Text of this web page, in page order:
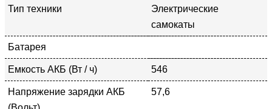
Тип техники
Электрические
самокаты
Батарея
Емкость АКБ (Вт / ч) 546
Напряжение зарядки АКБ
57,6